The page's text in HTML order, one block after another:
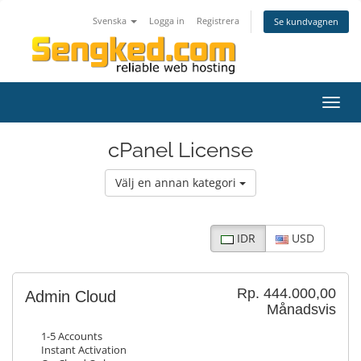
Svenska Logga in Registrera Se kundvagnen
Växla
cPanel License
Välj en annan kategori
IDR USD
Rp. 444.000,00
Månadsvis
Admin Cloud
1-5 Accounts
Instant Activation